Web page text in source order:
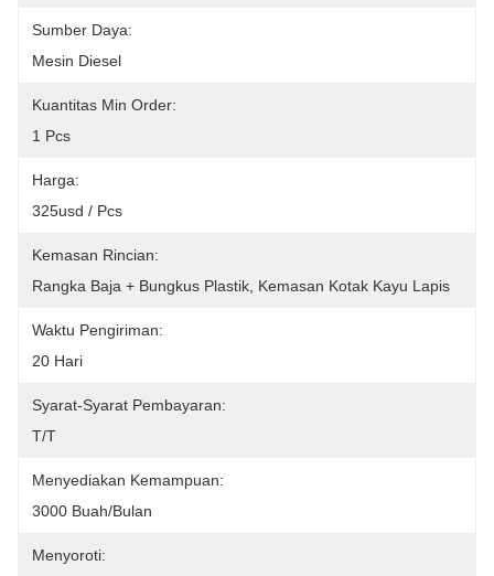
Sumber Daya:
Mesin Diesel
Kuantitas Min Order:
1 Pcs
Harga:
325usd / Pcs
Kemasan Rincian:
Rangka Baja + Bungkus Plastik, Kemasan Kotak Kayu Lapis
Waktu Pengiriman:
20 Hari
Syarat-Syarat Pembayaran:
T/T
Menyediakan Kemampuan:
3000 Buah/bulan
Menyoroti: